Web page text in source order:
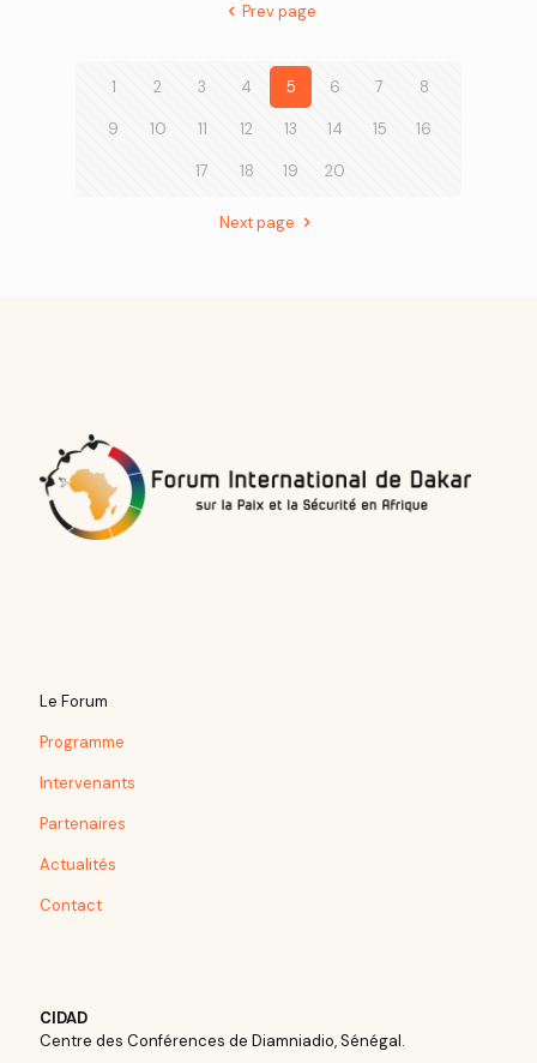
Prev page
1 2 3 4 5 6 7 8
9 10 11 12 13 14 15 16
17 18 19 20
Next page
Le Forum
Programme
Intervenants
Partenaires
Actualités
Contact
CIDAD
Centre des Conférences de Diamniadio, Sénégal.